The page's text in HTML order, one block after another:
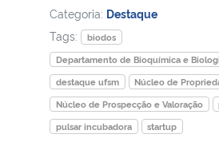
Ministério do Turismo
Ministério do Desenvolvimento Regional
Controladoria-Geral da União
Categoria: Destaque
Tags:
biodos
Departamento de Bioquímica e
destaque ufsm
Núcleo de
Núcleo de Prospecção e Valoração
pulsar incubadora
startup